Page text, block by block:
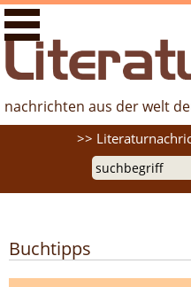
literaturfernsehen.de -
Literatur
nachrichten aus der welt
>>
Buchtipps